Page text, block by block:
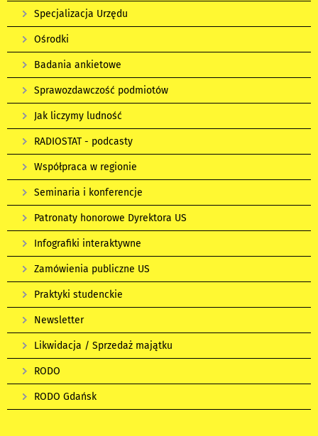
Specjalizacja Urzędu
Ośrodki
Badania ankietowe
Sprawozdawczość podmiotów
Jak liczymy ludność
RADIOSTAT - podcasty
Współpraca w regionie
Seminaria i konferencje
Patronaty honorowe Dyrektora US
Infografiki interaktywne
Zamówienia publiczne US
Praktyki studenckie
Newsletter
Likwidacja / Sprzedaż majątku
RODO
RODO Gdańsk